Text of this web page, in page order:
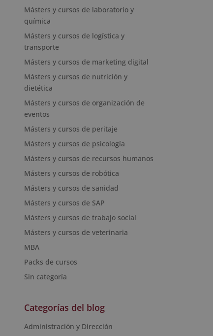
Másters y cursos de laboratorio y
química
Másters y cursos de logística y
transporte
Másters y cursos de marketing digital
Másters y cursos de nutrición y
dietética
Másters y cursos de organización de
eventos
Másters y cursos de peritaje
Másters y cursos de psicología
Másters y cursos de recursos humanos
Másters y cursos de robótica
Másters y cursos de sanidad
Másters y cursos de SAP
Másters y cursos de trabajo social
Másters y cursos de veterinaria
MBA
Packs de cursos
Sin categoría
Categorías del blog
Administración y Dirección